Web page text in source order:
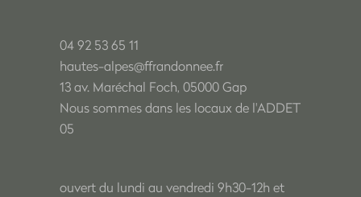
04 92 53 65 11
hautes-alpes@ffrandonnee.fr
13 av. Maréchal Foch, 05000 Gap
Nous sommes dans les locaux de l'ADDET
05
ouvert du lundi au vendredi 9h30-12h et